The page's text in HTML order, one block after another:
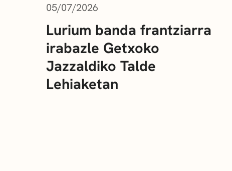
05/07/2026
Lurium banda frantziarra
irabazle Getxoko
Jazzaldiko Talde
Lehiaketan